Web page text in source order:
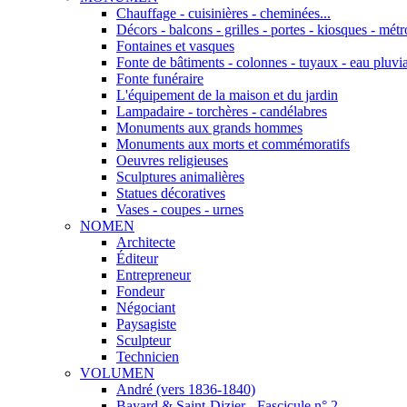
Chauffage - cuisinières - cheminées...
Décors - balcons - grilles - portes - kiosques -
Fontaines et vasques
Fonte de bâtiments - colonnes - tuyaux - eau
Fonte funéraire
L'équipement de la maison et du jardin
Lampadaire - torchères - candélabres
Monuments aux grands hommes
Monuments aux morts et commémoratifs
Oeuvres religieuses
Sculptures animalières
Statues décoratives
Vases - coupes - urnes
NOMEN
Architecte
Éditeur
Entrepreneur
Fondeur
Négociant
Paysagiste
Sculpteur
Technicien
VOLUMEN
André (vers 1836-1840)